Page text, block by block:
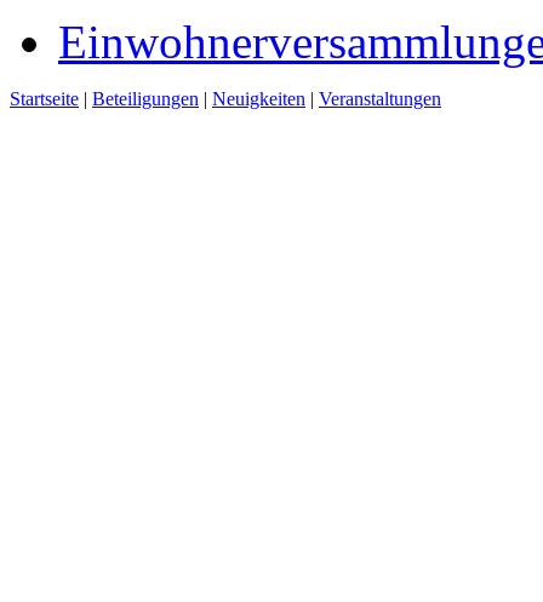
Startseite | Beteiligungen | Neuigkeiten | Veranstaltungen